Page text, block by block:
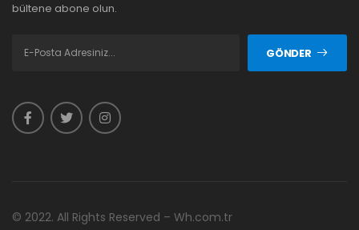
bültene abone olun.
GÖNDER
© 2022. All Rights Reserved – Wh.com.tr